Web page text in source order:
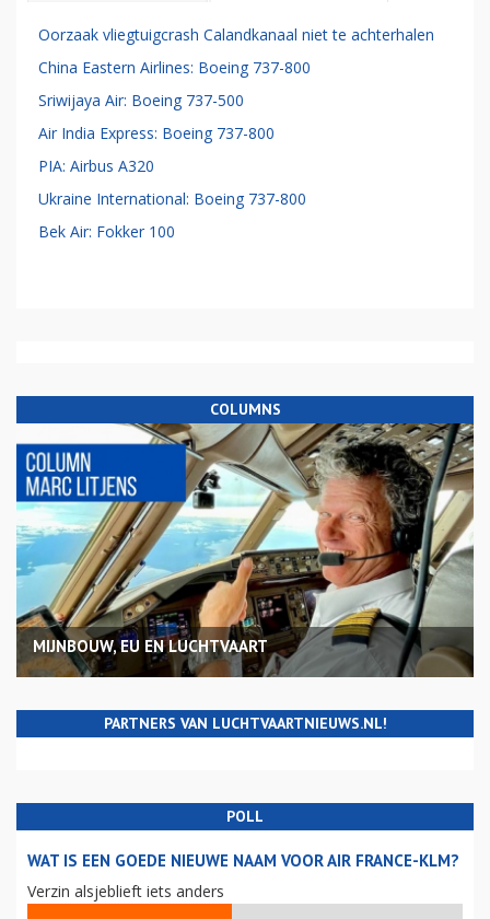
Oorzaak vliegtuigcrash Calandkanaal niet te achterhalen
China Eastern Airlines: Boeing 737-800
Sriwijaya Air: Boeing 737-500
Air India Express: Boeing 737-800
PIA: Airbus A320
Ukraine International: Boeing 737-800
Bek Air: Fokker 100
COLUMNS
MIJNBOUW, EU EN LUCHTVAART
PARTNERS VAN LUCHTVAARTNIEUWS.NL!
POLL
WAT IS EEN GOEDE NIEUWE NAAM VOOR AIR FRANCE-KLM?
Verzin alsjeblieft iets anders